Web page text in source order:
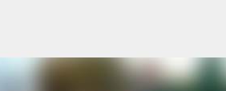
o conteúdo principal